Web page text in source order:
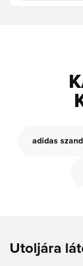
adidas
Utoljára